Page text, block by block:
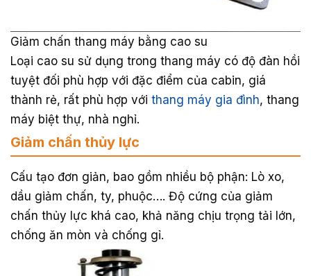
Giảm chấn thang máy bằng cao su
Loại cao su sử dụng trong thang máy có độ đàn hồi
tuyệt đối phù hợp với đặc điểm của cabin, giá
thành rẻ, rất phù hợp với thang máy gia đình, thang
máy biệt thự, nhà nghỉ.
Giảm chấn thủy lực
Cấu tạo đơn giản, bao gồm nhiều bộ phận: Lò xo,
dầu giảm chấn, ty, phuộc…. Độ cứng của giảm
chấn thủy lực khá cao, khả năng chịu trọng tải lớn,
chống ăn mòn và chống gỉ.